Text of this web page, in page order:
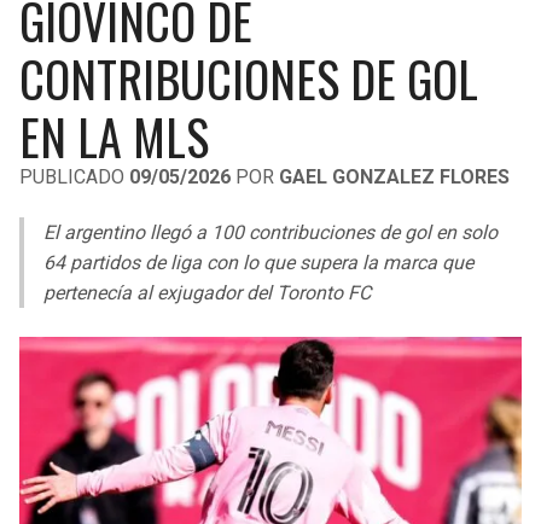
LIGA DE EXPANSIÓN MX
LEAGUES CUP
UEFA EUROPA LEAGUE
UEFA CONFERENCE LEAGUE
MLS
COPA LIBERTADORES
COPA SUDAMERICANA
LIGA BETPLAY
OTRAS LIGAS
RAIDERS
CHARGERS
RAVENS
BENGALS
STEELERS
TEXANS
COLTS
CAVALIERS
PISTONS
PACERS
BUCKS
HORNETS
HEAT
MAGIC
GIOVINCO DE
CONTRIBUCIONES DE GOL
EN LA MLS
PUBLICADO 09/05/2026 POR GAEL GONZALEZ FLORES
El argentino llegó a 100 contribuciones de gol en solo
64 partidos de liga con lo que supera la marca que
pertenecía al exjugador del Toronto FC